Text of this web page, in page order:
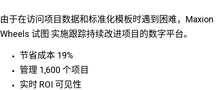
由于在访问项目数据和标准化模板时遇到困难，Maxion
Wheels 试图 实施跟踪持续改进项目的数字平台。
节省成本 19%
管理 1,600 个项目
实时 ROI 可见性